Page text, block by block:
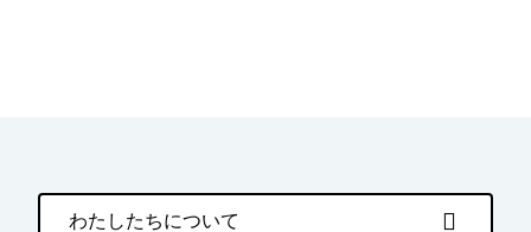
わたしたちについて